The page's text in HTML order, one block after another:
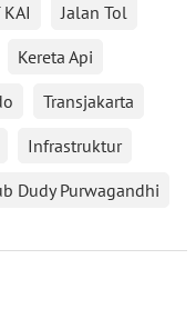
KAI
Jalan Tol
Kereta Api
Transjakarta
Infrastruktur
Dudy Purwagandhi